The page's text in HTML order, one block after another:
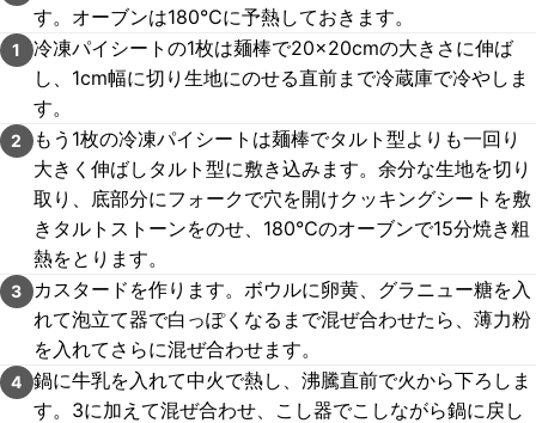
す。オーブンは180℃に予熱しておきます。
1
冷凍パイシートの1枚は麺棒で20×20cmの大きさに伸ば
し、1cm幅に切り生地にのせる直前まで冷蔵庫で冷やしま
す。
2
もう1枚の冷凍パイシートは麺棒でタルト型よりも一回り
大きく伸ばしタルト型に敷き込みます。余分な生地を切り
取り、底部分にフォークで穴を開けクッキングシートを敷
きタルトストーンをのせ、180℃のオーブンで15分焼き粗
熱をとります。
3
カスタードを作ります。ボウルに卵黄、グラニュー糖を入
れて泡立て器で白っぽくなるまで混ぜ合わせたら、薄力粉
を入れてさらに混ぜ合わせます。
4 鍋に牛乳を入れて中火で熱し、沸騰直前で火から下ろしま
す。3に加えて混ぜ合わせ、こし器でこしながら鍋に戻し